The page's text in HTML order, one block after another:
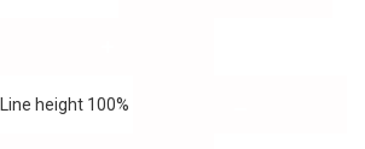
Line height 100%